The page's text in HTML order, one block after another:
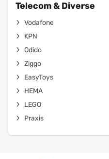
Telecom & Diverse
Vodafone
KPN
Odido
Ziggo
EasyToys
HEMA
LEGO
Praxis